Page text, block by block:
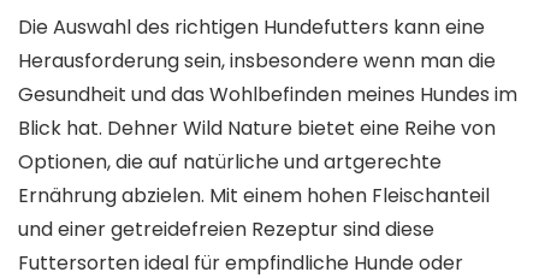
Die Auswahl des richtigen Hundefutters kann eine
Herausforderung sein, insbesondere wenn man die
Gesundheit und das Wohlbefinden meines Hundes im
Blick hat. Dehner Wild Nature bietet eine Reihe von
Optionen, die auf natürliche und artgerechte
Ernährung abzielen. Mit einem hohen Fleischanteil
und einer getreidefreien Rezeptur sind diese
Futtersorten ideal für empfindliche Hunde oder